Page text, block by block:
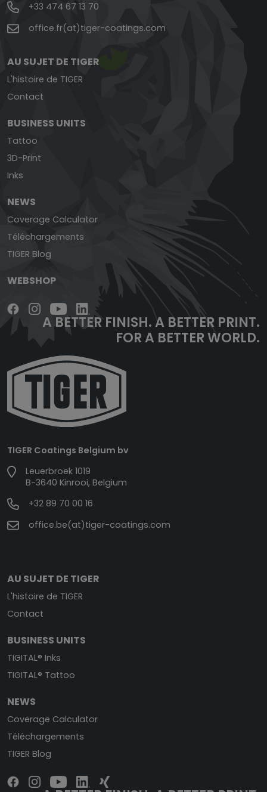
+33 474 67 13 70
office.fr(at)tiger-coatings.com
AU SUJET DE TIGER
L'histoire de TIGER
Contact
BUSINESS UNITS
Tattoo
3D-Print
Inks
NEWS
Coverage Calculator
Téléchargements
TIGER Blog
WEBSHOP
A BETTER FINISH.A BETTER PRINT.
FOR A BETTER WORLD.
TIGER Coatings Belgium bv
Leuerbroek 1019
B-3640 Kinrooi, Belgium
+32 89 70 00 16
office.be(at)tiger-coatings.com
AU SUJET DE TIGER
L'histoire de TIGER
Contact
BUSINESS UNITS
TIGITAL® Inks
TIGITAL® Tattoo
NEWS
Coverage Calculator
Téléchargements
TIGER Blog